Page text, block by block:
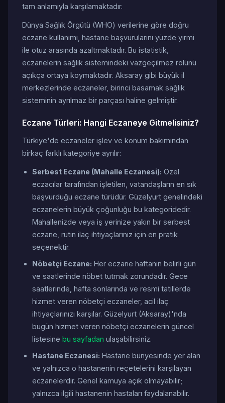
tam anlamıyla karşılamaktadır.
Dünya Sağlık Örgütü (WHO) verilerine göre doğru
eczane kullanımı, hastane başvurularını yüzde yirmi
ile otuz arasında azaltmaktadır. Bu istatistik,
eczanelerin sağlık sistemindeki vazgeçilmez rolünü
açıkça ortaya koymaktadır. Aksaray gibi büyük il
merkezlerinde eczaneler, birinci basamak sağlık
sisteminin ayrılmaz bir parçası haline gelmiştir.
Eczane Türleri: Hangi Eczaneye Gitmelisiniz?
Türkiye'de eczaneler işlev ve konum bakımından
birkaç farklı kategoriye ayrılır:
Serbest Eczane (Mahalle Eczanesi): Özel
eczacılar tarafından işletilen, vatandaşların en sık
başvurduğu eczane türüdür. Güzelyurt genelindeki
eczanelerin büyük çoğunluğu bu kategoridedir.
Mahallenizde veya iş yerinize yakın bir serbest
eczane, rutin ilaç ihtiyaçlarınız için en pratik
seçenektir.
Nöbetçi Eczane: Her eczane haftanın belirli gün
ve saatlerinde nöbet tutmak zorundadır. Gece
saatlerinde, hafta sonlarında ve resmi tatillerde
hizmet veren nöbetçi eczaneler, acil ilaç
ihtiyaçlarınızı karşılar. Güzelyurt (Aksaray)'nda
bugün hizmet veren nöbetçi eczanelerin güncel
listesine bu sayfadan ulaşabilirsiniz.
Hastane Eczanesi: Hastane bünyesinde yer alan
ve yalnızca o hastanenin reçetelerini karşılayan
eczanelerdir. Genel kamuya açık olmayabilir;
yalnızca ilgili hastanenin hastaları faydalanabilir.